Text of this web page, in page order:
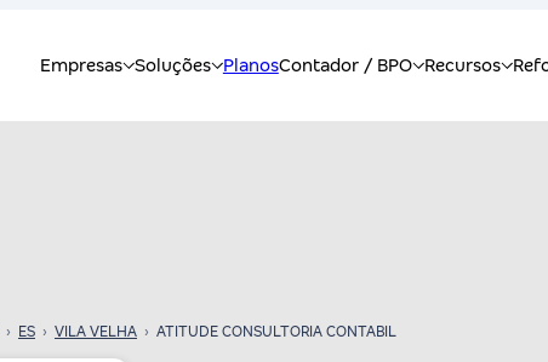
› ES › VILA VELHA › ATITUDE CONSULTORIA CONTABIL